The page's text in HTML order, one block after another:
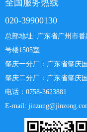
全国服务热线
020-39900130
总部地址: 广东省广州市
号楼1505室
肇庆一分厂： 广东省肇庆
肇庆二分厂：广东省肇庆
电话：0758-3623881
E-mail: